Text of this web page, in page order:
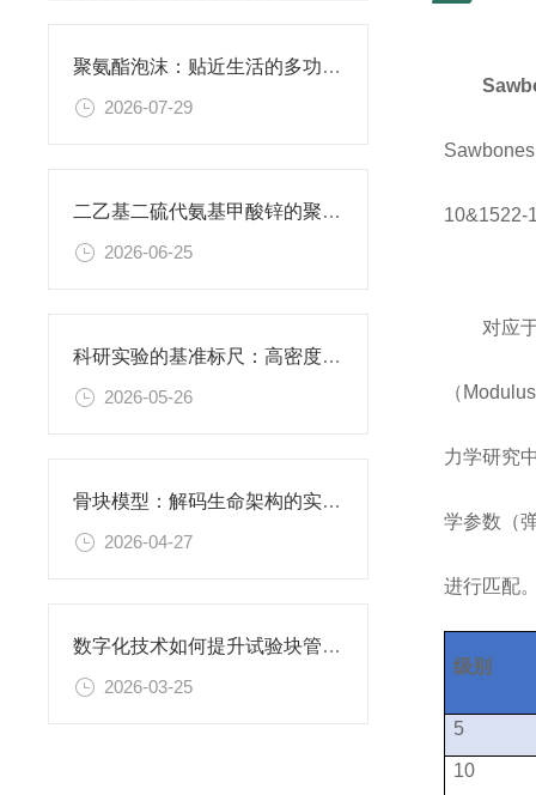
聚氨酯泡沫：贴近生活的多功能柔性材料
2026-07-29
二乙基二硫代氨基甲酸锌的聚氨酯膜：功能性复合薄膜的研究应用
2026-06-25
科研实验的基准标尺：高密度聚乙烯阴性对照材料的应用价值
2026-05-26
骨块模型：解码生命架构的实体教科书
2026-04-27
数字化技术如何提升试验块管理效率
2026-03-25
10&1522-
对应
（
力学研究
学参数（
进行匹配
级别
5
10